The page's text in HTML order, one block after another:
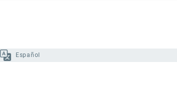
Español